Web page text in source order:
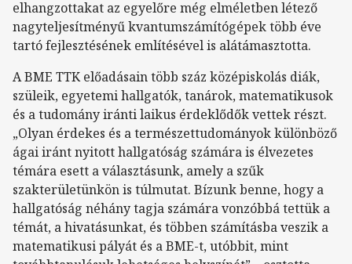
elhangzottakat az egyelőre még elméletben létező
nagyteljesítményű kvantumszámítógépek több éve
tartó fejlesztésének említésével is alátámasztotta.
A BME TTK előadásain több száz középiskolás diák,
szüleik, egyetemi hallgatók, tanárok, matematikusok
és a tudomány iránti laikus érdeklődők vettek részt.
„Olyan érdekes és a természettudományok különböző
ágai iránt nyitott hallgatóság számára is élvezetes
témára esett a választásunk, amely a szűk
szakterületünkön is túlmutat. Bízunk benne, hogy a
hallgatóság néhány tagja számára vonzóbbá tettük a
témát, a hivatásunkat, és többen számításba veszik a
matematikusi pályát és a BME-t, utóbbit, mint